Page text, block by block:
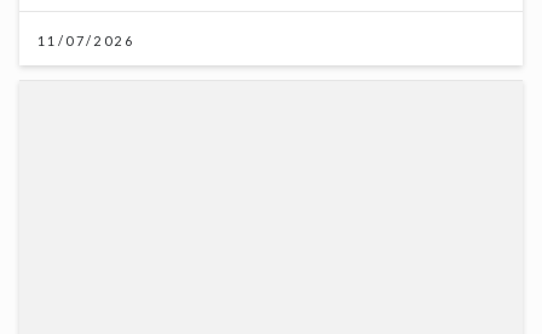
11/07/2026